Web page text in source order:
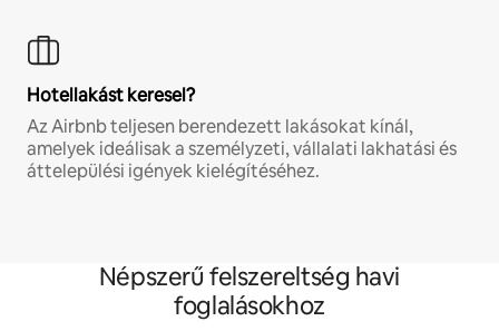
Hotellakást keresel?
Az Airbnb teljesen berendezett lakásokat kínál,
amelyek ideálisak a személyzeti, vállalati lakhatási és
áttelepülési igények kielégítéséhez.
Népszerű felszereltség havi
foglalásokhoz